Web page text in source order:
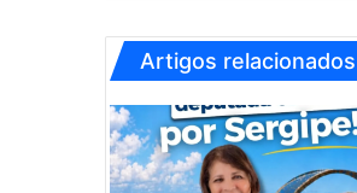
o
r
p
o
d
Artigos relacionados